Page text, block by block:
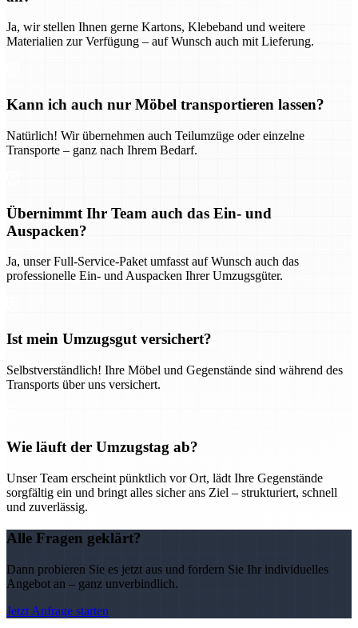
Ja, wir stellen Ihnen gerne Kartons, Klebeband und weitere
Materialien zur Verfügung – auf Wunsch auch mit Lieferung.
Kann ich auch nur Möbel transportieren lassen?
Natürlich! Wir übernehmen auch Teilumzüge oder einzelne
Transporte – ganz nach Ihrem Bedarf.
Übernimmt Ihr Team auch das Ein- und
Auspacken?
Ja, unser Full-Service-Paket umfasst auf Wunsch auch das
professionelle Ein- und Auspacken Ihrer Umzugsgüter.
Ist mein Umzugsgut versichert?
Selbstverständlich! Ihre Möbel und Gegenstände sind während des
Transports über uns versichert.
Wie läuft der Umzugstag ab?
Unser Team erscheint pünktlich vor Ort, lädt Ihre Gegenstände
sorgfältig ein und bringt alles sicher ans Ziel – strukturiert, schnell
und zuverlässig.
Alle Fragen geklärt?
Dann probieren Sie es jetzt aus und fordern Sie Ihr individuelles
Angebot an – ganz unverbindlich.
Jetzt Anfrage starten